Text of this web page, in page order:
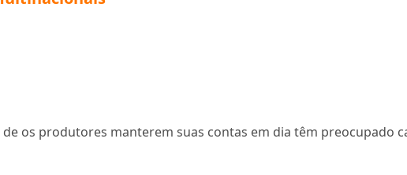
os produtores manterem suas contas em dia têm preocupado